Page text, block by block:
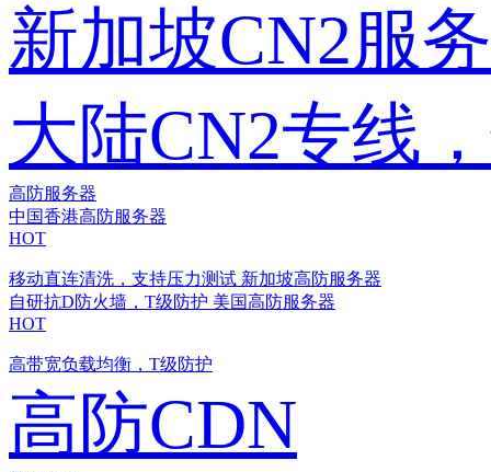
新加坡CN2服
大陆CN2专线
高防服务器
中国香港高防服务器
HOT
移动直连清洗，支持压力测试 新加坡高防服务器
自研抗D防火墙，T级防护 美国高防服务器
HOT
高带宽负载均衡，T级防护
高防CDN